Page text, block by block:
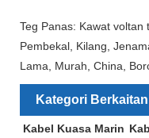
Teg Panas: Kawat voltan
Pembekal, Kilang,
Lama, Murah, China,
Kategori Berkaitan
Kabel Kuasa Marin